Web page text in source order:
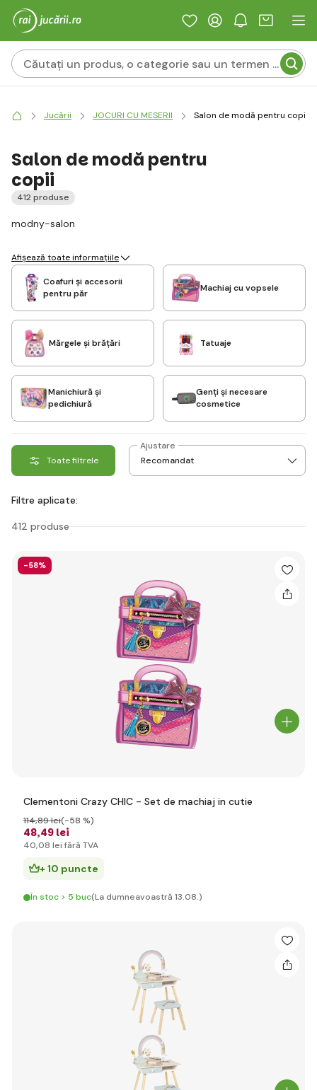
Jucării JOCURI CU MESERII Salon de modă pentru copii
Salon de modă pentru
copii
412 produse
modny-salon
Afișează toate informațiile
Coafuri și accesorii
pentru păr
Machiaj cu vopsele
Mărgele și brățări Tatuaje
Manichiură și
pedichiură
Genți și necesare
cosmetice
Toate filtrele
Ajustare
Filtre aplicate:
412 produse
-58%
Clementoni Crazy CHIC - Set de machiaj in cutie
48,49 lei
114,89 lei(-58 %)
40,08 lei fără TVA
+ 10 puncte
În stoc > 5 buc(La dumneavoastră 13.08.)